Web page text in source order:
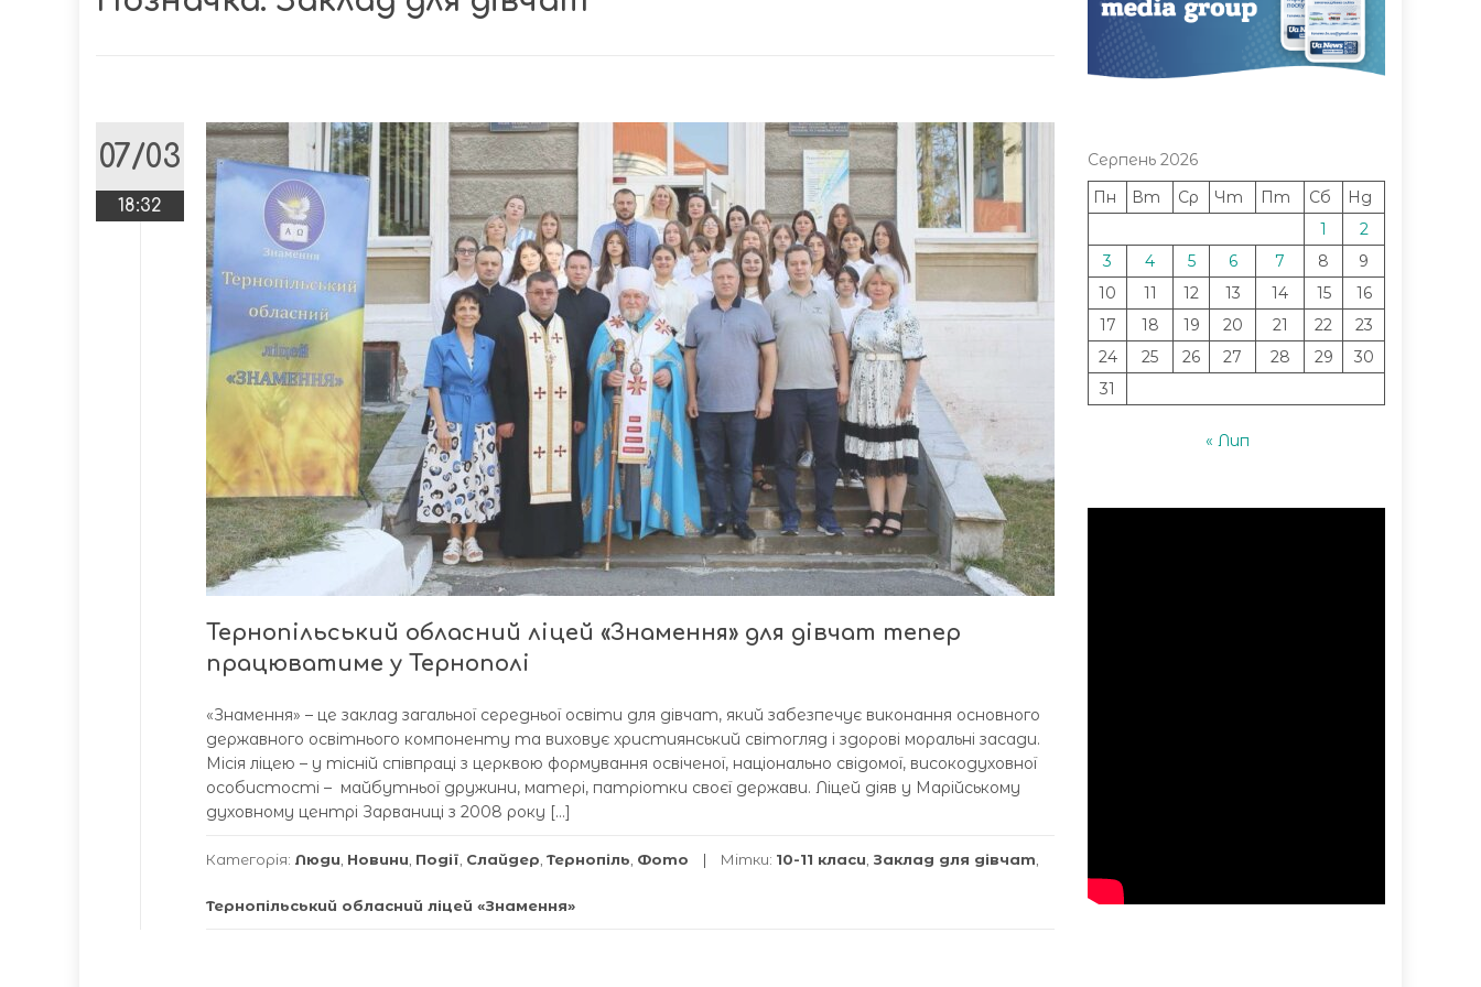
07/03
18:32
Тернопільський обласний ліцей «Знамення» для дівчат тепер
працюватиме у Тернополі
«Знамення» – це заклад загальної середньої освіти для дівчат, який забезпечує виконання основного
державного освітнього компоненту та виховує християнський світогляд і здорові моральні засади.
Місія ліцею – у тісній співпраці з церквою формування освіченої, національно свідомої, високодуховної
особистості – майбутньої дружини, матері, патріотки своєї держави. Ліцей діяв у Марійському
духовному центрі Зарваниці з 2008 року […]
Категорія: Люди Новини Події Слайдер Тернопіль Фото Мітки: 10-11 класи Заклад для дівчат
Тернопільський обласний ліцей «Знамення»
Серпень 2026
Пн
Вт Ср Чт Пт Сб
Нд
1
2
3
4 5 6 7 8
9
10
11 12 13 14 15
16
17
18 19 20 21 22
23
24
25 26 27 28 29
30
31
« Лип